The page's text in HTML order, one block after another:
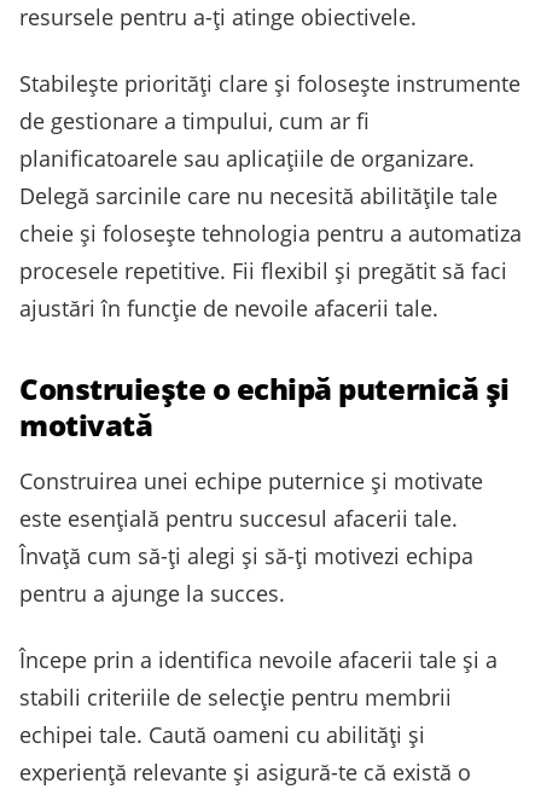
resursele pentru a-ți atinge obiectivele.
Stabilește priorități clare și folosește instrumente
de gestionare a timpului, cum ar fi
planificatoarele sau aplicațiile de organizare.
Delegă sarcinile care nu necesită abilitățile tale
cheie și folosește tehnologia pentru a automatiza
procesele repetitive. Fii flexibil și pregătit să faci
ajustări în funcție de nevoile afacerii tale.
Construiește o echipă puternică și
motivată
Construirea unei echipe puternice și motivate
este esențială pentru succesul afacerii tale.
Învață cum să-ți alegi și să-ți motivezi echipa
pentru a ajunge la succes.
Începe prin a identifica nevoile afacerii tale și a
stabili criteriile de selecție pentru membrii
echipei tale. Caută oameni cu abilități și
experiență relevante și asigură-te că există o